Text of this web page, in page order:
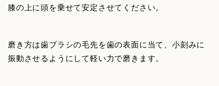
膝の上に頭を乗せて安定させてください。
磨き方は歯ブラシの毛先を歯の表面に当て、小刻みに
振動させるようにして軽い力で磨きます。